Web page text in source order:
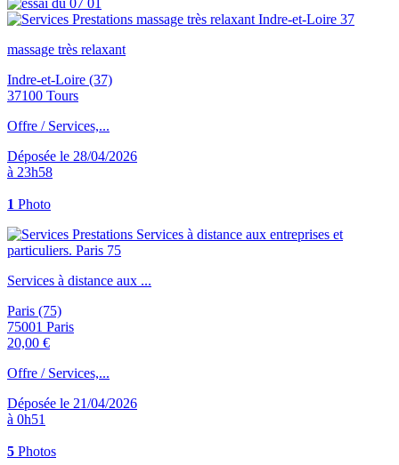
massage très relaxant
Indre-et-Loire (37)
37100 Tours
Offre / Services,...
Déposée le 28/04/2026
à 23h58
1 Photo
Services à distance aux ...
Paris (75)
75001 Paris
20,00 €
Offre / Services,...
Déposée le 21/04/2026
à 0h51
5 Photos